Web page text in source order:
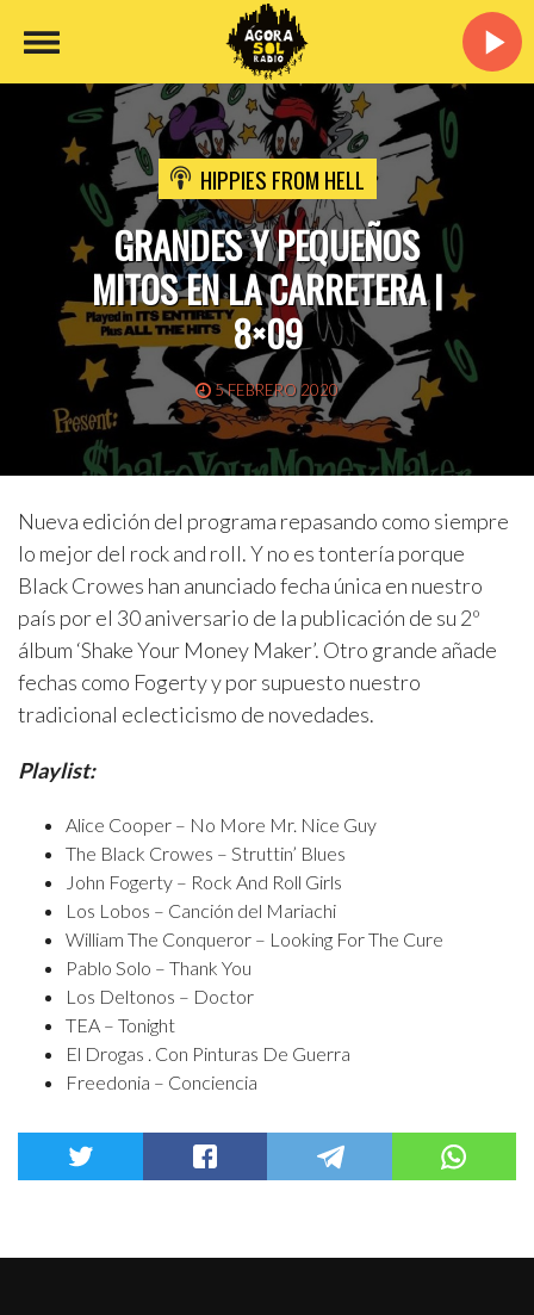
HIPPIES FROM HELL
GRANDES Y PEQUEÑOS
MITOS EN LA CARRETERA |
8×09
5 FEBRERO 2020
Nueva edición del programa repasando como siempre
lo mejor del rock and roll. Y no es tontería porque
Black Crowes han anunciado fecha única en nuestro
país por el 30 aniversario de la publicación de su 2º
álbum ‘Shake Your Money Maker’. Otro grande añade
fechas como Fogerty y por supuesto nuestro
tradicional eclecticismo de novedades.
Playlist:
Alice Cooper – No More Mr. Nice Guy
The Black Crowes – Struttin’ Blues
John Fogerty – Rock And Roll Girls
Los Lobos – Canción del Mariachi
William The Conqueror – Looking For The Cure
Pablo Solo – Thank You
Los Deltonos – Doctor
TEA – Tonight
El Drogas . Con Pinturas De Guerra
Freedonia – Conciencia